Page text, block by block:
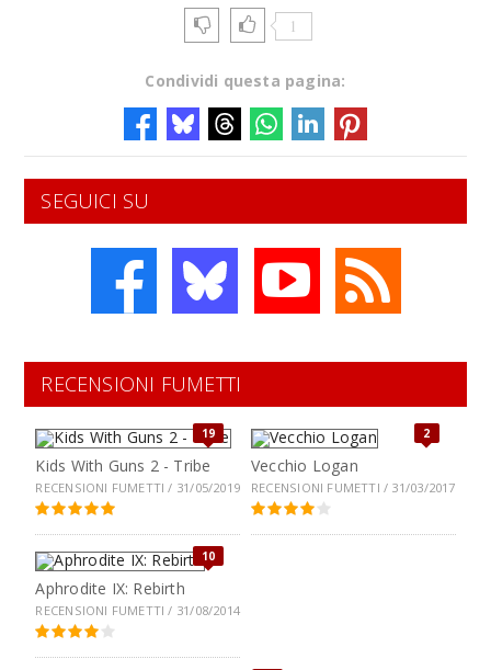
1
Condividi questa pagina:
SEGUICI SU
RECENSIONI FUMETTI
19
Kids With Guns 2 - Tribe
RECENSIONI FUMETTI / 31/05/2019
2
Vecchio Logan
RECENSIONI FUMETTI / 31/03/2017
10
Aphrodite IX: Rebirth
RECENSIONI FUMETTI / 31/08/2014